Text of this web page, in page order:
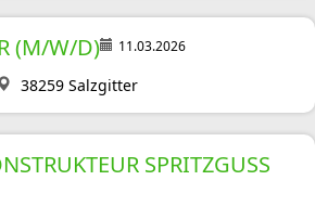
(M/W/D) 11.03.2026
38259 Salzgitter
SPRITZGUSS